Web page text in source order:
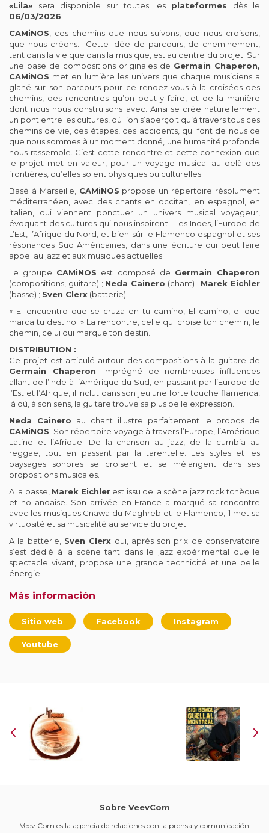
«Lila» sera disponible sur toutes les plateformes dès le
06/03/2026 !
CAMiNOS , ces chemins que nous suivons, que nous croisons,
que nous créons… Cette idée de parcours, de cheminement,
tant dans la vie que dans la musique, est au centre du projet. Sur
une base de compositions originales de Germain Chaperon,
CAMiNOS met en lumière les univers que chaque musiciens a
glané sur son parcours pour ce rendez-vous à la croisées des
chemins, des rencontres qu’on peut y faire, et de la manière
dont nous nous construisons avec. Ainsi se crée naturellement
un pont entre les cultures, où l’on s’aperçoit qu’à travers tous ces
chemins de vie, ces étapes, ces accidents, qui font de nous ce
que nous sommes à un moment donné, une humanité profonde
nous rassemble. C’est cette rencontre et cette connexion que
le projet met en valeur, pour un voyage musical au delà des
frontières, qu’elles soient physiques ou culturelles.
Basé à Marseille, CAMiNOS propose un répertoire résolument
méditerranéen, avec des chants en occitan, en espagnol, en
italien, qui viennent ponctuer un univers musical voyageur,
évoquant des cultures qui nous inspirent : Les Indes, l’Europe de
L’Est, l’Afrique du Nord, et bien sûr le Flamenco espagnol et ses
résonances Sud Américaines, dans une écriture qui peut faire
appel au jazz et aux musiques actuelles.
Le groupe CAMiNOS est composé de Germain Chaperon
(compositions, guitare) ; Neda Cainero (chant) ; Marek Eichler
(basse) ; Sven Clerx (batterie).
« El encuentro que se cruza en tu camino, El camino, el que
marca tu destino. » La rencontre, celle qui croise ton chemin, le
chemin, celui qui marque ton destin.
DISTRIBUTION :
Ce projet est articulé autour des compositions à la guitare de
Germain Chaperon . Imprégné de nombreuses influences
allant de l’Inde à l’Amérique du Sud, en passant par l’Europe de
l’Est et l’Afrique, il inclut dans son jeu une forte touche flamenca,
là où, à son sens, la guitare trouve sa plus belle expression.
Neda Cainero au chant illustre parfaitement le propos de
CAMiNOS . Son répertoire voyage à travers l’Europe, l’Amérique
Latine et l’Afrique. De la chanson au jazz, de la cumbia au
reggae, tout en passant par la tarentelle. Les styles et les
paysages sonores se croisent et se mélangent dans ses
propositions musicales.
A la basse, Marek Eichler est issu de la scène jazz rock tchèque
et hollandaise. Son arrivée en France a marqué sa rencontre
avec les musiques Gnawa du Maghreb et le Flamenco, il met sa
virtuosité et sa musicalité au service du projet.
A la batterie, Sven Clerx qui, après son prix de conservatoire
s’est dédié à la scène tant dans le jazz expérimental que le
spectacle vivant, propose une grande technicité et une belle
énergie.
Más información
Sitio web Facebook Instagram
Youtube
Sobre VeevCom
Veev Com es la agencia de relaciones con la prensa y comunicación